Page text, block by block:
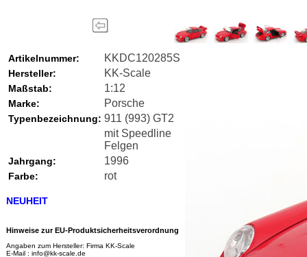
Artikelnummer: KKDC120285S
Hersteller: KK-Scale
Maßstab: 1:12
Marke: Porsche
Typenbezeichnung: 911 (993) GT2
mit Speedline
Felgen
Jahrgang: 1996
Farbe: rot
NEUHEIT
Hinweise zur EU-Produktsicherheitsverordnung
Angaben zum Hersteller: Firma KK-Scale
E-Mail : info@kk-scale.de